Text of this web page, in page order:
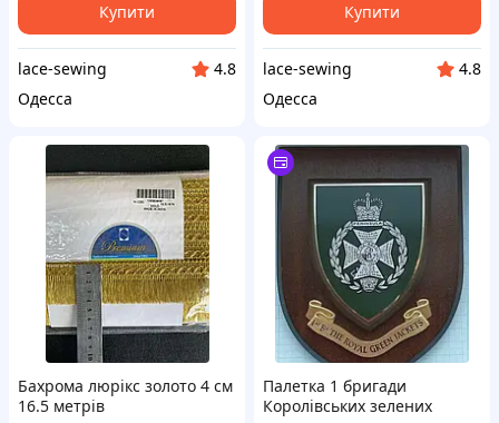
Купити
lace-sewing
4.8
Одесса
Купити
lace-sewing
4.8
Одесса
Бахрома люрікс золото 4 см
16.5 метрів
Палетка 1 бригади
Королівських зелених